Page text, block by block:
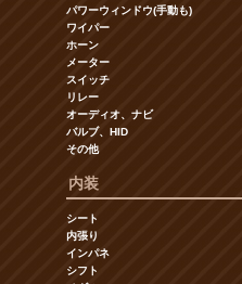
パワーウィンドウ(手動も)
ワイパー
ホーン
メーター
スイッチ
リレー
オーディオ、ナビ
バルブ、HID
その他
内装
シート
内張り
インパネ
シフト